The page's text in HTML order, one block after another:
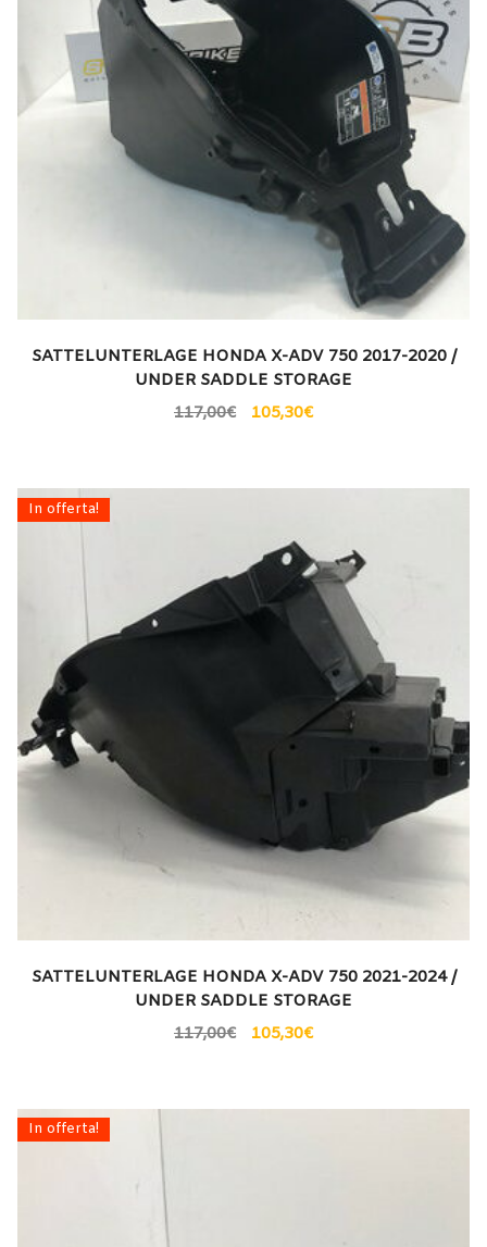
SATTELUNTERLAGE HONDA X-ADV 750 2017-2020 /
UNDER SADDLE STORAGE
117,00€ 105,30€
In offerta!
SATTELUNTERLAGE HONDA X-ADV 750 2021-2024 /
UNDER SADDLE STORAGE
117,00€ 105,30€
In offerta!